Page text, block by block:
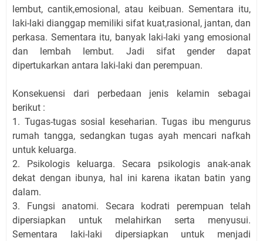
lembut, cantik,emosional, atau keibuan. Sementara itu,
laki-laki dianggap memiliki sifat kuat,rasional, jantan, dan
perkasa. Sementara itu, banyak laki-laki yang emosional
dan lembah lembut. Jadi sifat gender dapat
dipertukarkan antara laki-laki dan perempuan.
Konsekuensi dari perbedaan jenis kelamin sebagai
berikut :
1. Tugas-tugas sosial keseharian. Tugas ibu mengurus
rumah tangga, sedangkan tugas ayah mencari nafkah
untuk keluarga.
2. Psikologis keluarga. Secara psikologis anak-anak
dekat dengan ibunya, hal ini karena ikatan batin yang
dalam.
3. Fungsi anatomi. Secara kodrati perempuan telah
dipersiapkan untuk melahirkan serta menyusui.
Sementara laki-laki dipersiapkan untuk menjadi